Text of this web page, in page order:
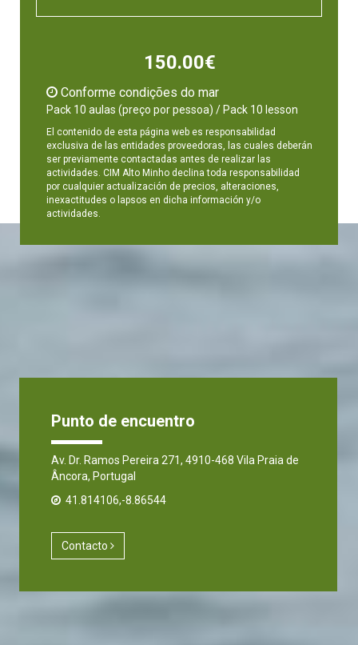
150.00€
Conforme condições do mar
Pack 10 aulas (preço por pessoa) / Pack 10 lesson
El contenido de esta página web es responsabilidad
exclusiva de las entidades proveedoras, las cuales deberán
ser previamente contactadas antes de realizar las
actividades. CIM Alto Minho declina toda responsabilidad
por cualquier actualización de precios, alteraciones,
inexactitudes o lapsos en dicha información y/o
actividades.
Punto de encuentro
Av. Dr. Ramos Pereira 271, 4910-468 Vila Praia de
Âncora, Portugal
41.814106,-8.86544
Contacto